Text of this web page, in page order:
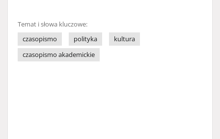
Temat i słowa kluczowe:
czasopismo
polityka
kultura
czasopismo akademickie